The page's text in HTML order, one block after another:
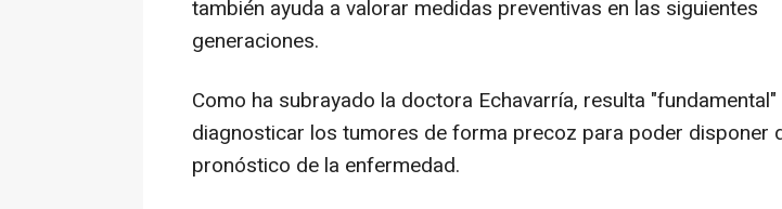
también ayuda a valorar medidas preventivas en las siguientes
generaciones.
Como ha subrayado la doctora Echavarría, resulta "fundamental"
diagnosticar los tumores de forma precoz para poder disponer
pronóstico de la enfermedad.